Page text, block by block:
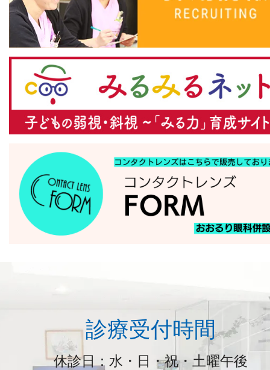
診療受付時間
休診日：水・日・祝・土曜午後